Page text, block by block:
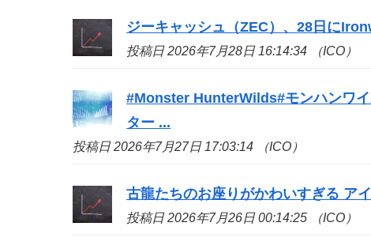
ジーキャッシュ（ZEC）、28日に
投稿日 2026年7月28日 16:14:34 （ICO）
#Monster HunterWilds#モンハンワ
ター ...
投稿日 2026年7月27日 17:03:14 （ICO）
古龍たちのお座りがかわいすぎる ア
投稿日 2026年7月26日 00:14:25 （ICO）